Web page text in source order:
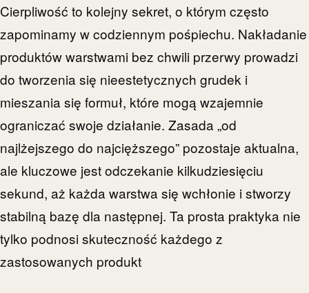
Cierpliwość to kolejny sekret, o którym często
zapominamy w codziennym pośpiechu. Nakładanie
produktów warstwami bez chwili przerwy prowadzi
do tworzenia się nieestetycznych grudek i
mieszania się formuł, które mogą wzajemnie
ograniczać swoje działanie. Zasada „od
najlżejszego do najcięższego” pozostaje aktualna,
ale kluczowe jest odczekanie kilkudziesięciu
sekund, aż każda warstwa się wchłonie i stworzy
stabilną bazę dla następnej. Ta prosta praktyka nie
tylko podnosi skuteczność każdego z
zastosowanych produkt